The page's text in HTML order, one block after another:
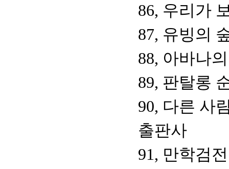
86, 우리가
87, 유빙의
88, 아바나
89, 판탈롱
90, 다른 사
출판사
91, 만학검